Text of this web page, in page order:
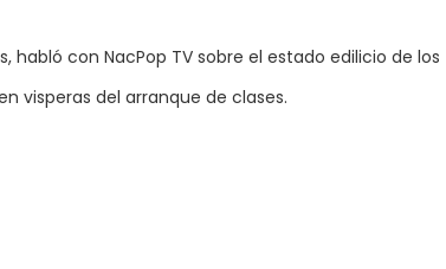
habló con NacPop TV sobre el estado edilicio de los
visperas del arranque de clases.